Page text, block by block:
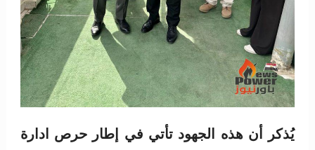
يُذكر أن هذه الجهود تأتي في إطار حرص ادارة